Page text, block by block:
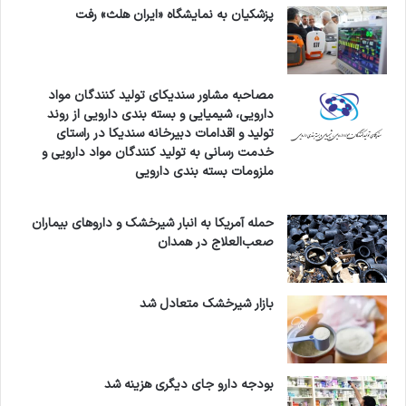
همین گونه است. بسیاری از بیمارانی که در منزل
درمان می شوند، بهبودی بهتری پیدا می کنند. نباید
اجازه دهیم این رویه ادامه پیدا کند و باید سریعاً به
فکر اصلاح نظام درمان راجع به بیماری کرونا باشیم.
وی در پایان گفت: با هزینه 700 میلیون دلار قادر
هستیم، تمام نیازهای دارویی کشور را تأمین کنیم
ولی متأسفانه با یک و نیم میلیارد دلار و بخاطر
برنامه ریزی غلط نظام دارویی، باز هم دچار
کمبودهای دارویی در کشور می شویم.
پزشکیان به نمایشگاه «ایران هلث» رفت
مصاحبه مشاور سندیکای تولید کنندگان مواد
دارویی، شیمیایی و بسته بندی دارویی از روند
تولید و اقدامات دبیرخانه سندیکا در راستای
خدمت رسانی به تولید کنندگان مواد دارویی و
ملزومات بسته بندی دارویی
حمله آمریکا به انبار شیرخشک و داروهای بیماران
صعب‌العلاج در همدان
بازار شیرخشک متعادل شد
بودجه دارو جای دیگری هزینه شد